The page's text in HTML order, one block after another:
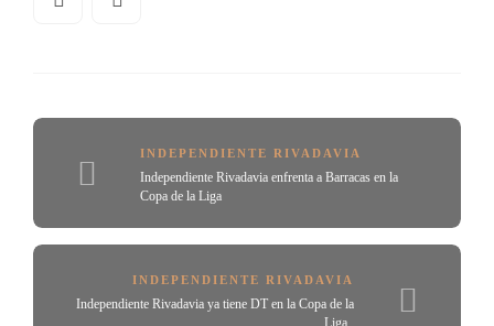
INDEPENDIENTE RIVADAVIA
Independiente Rivadavia enfrenta a Barracas en la
Copa de la Liga
INDEPENDIENTE RIVADAVIA
Independiente Rivadavia ya tiene DT en la Copa de la